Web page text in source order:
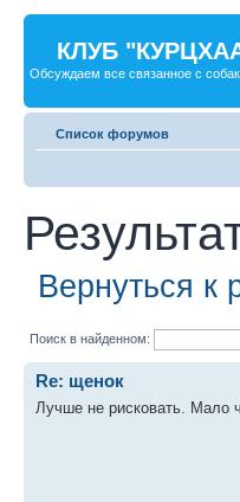
КЛУБ
Обсуждаем все связанное с
Список форумов
Вернуться к
Поиск в найденном:
Re: щенок
Лучше не рисковать. Мало